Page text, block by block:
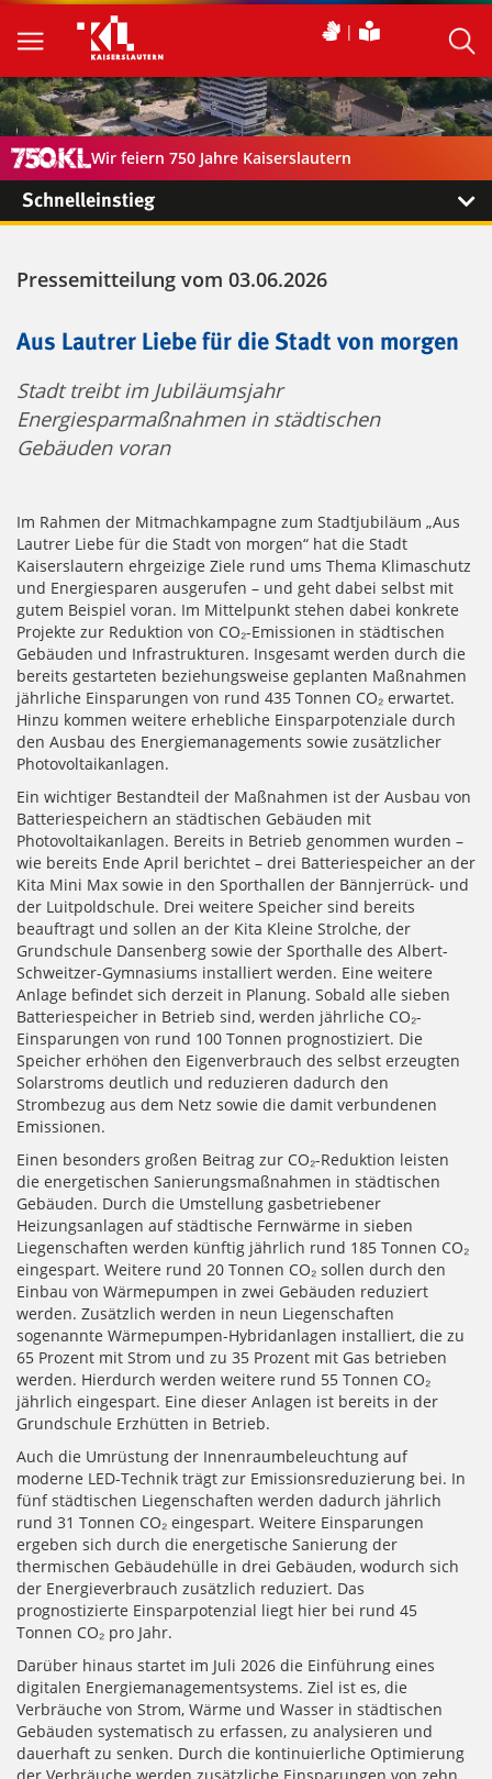
Wir feiern 750 Jahre Kaiserslautern
Schnelleinstieg
Pressemitteilung vom 03.06.2026
Aus Lautrer Liebe für die Stadt von morgen
Stadt treibt im Jubiläumsjahr
Energiesparmaßnahmen in städtischen
Gebäuden voran
Im Rahmen der Mitmachkampagne zum Stadtjubiläum „Aus
Lautrer Liebe für die Stadt von morgen“ hat die Stadt
Kaiserslautern ehrgeizige Ziele rund ums Thema Klimaschutz
und Energiesparen ausgerufen – und geht dabei selbst mit
gutem Beispiel voran. Im Mittelpunkt stehen dabei konkrete
Projekte zur Reduktion von CO₂-Emissionen in städtischen
Gebäuden und Infrastrukturen. Insgesamt werden durch die
bereits gestarteten beziehungsweise geplanten Maßnahmen
jährliche Einsparungen von rund 435 Tonnen CO₂ erwartet.
Hinzu kommen weitere erhebliche Einsparpotenziale durch
den Ausbau des Energiemanagements sowie zusätzlicher
Photovoltaikanlagen.
Ein wichtiger Bestandteil der Maßnahmen ist der Ausbau von
Batteriespeichern an städtischen Gebäuden mit
Photovoltaikanlagen. Bereits in Betrieb genommen wurden –
wie bereits Ende April berichtet – drei Batteriespeicher an der
Kita Mini Max sowie in den Sporthallen der Bännjerrück- und
der Luitpoldschule. Drei weitere Speicher sind bereits
beauftragt und sollen an der Kita Kleine Strolche, der
Grundschule Dansenberg sowie der Sporthalle des Albert-
Schweitzer-Gymnasiums installiert werden. Eine weitere
Anlage befindet sich derzeit in Planung. Sobald alle sieben
Batteriespeicher in Betrieb sind, werden jährliche CO₂-
Einsparungen von rund 100 Tonnen prognostiziert. Die
Speicher erhöhen den Eigenverbrauch des selbst erzeugten
Solarstroms deutlich und reduzieren dadurch den
Strombezug aus dem Netz sowie die damit verbundenen
Emissionen.
Einen besonders großen Beitrag zur CO₂-Reduktion leisten
die energetischen Sanierungsmaßnahmen in städtischen
Gebäuden. Durch die Umstellung gasbetriebener
Heizungsanlagen auf städtische Fernwärme in sieben
Liegenschaften werden künftig jährlich rund 185 Tonnen CO₂
eingespart. Weitere rund 20 Tonnen CO₂ sollen durch den
Einbau von Wärmepumpen in zwei Gebäuden reduziert
werden. Zusätzlich werden in neun Liegenschaften
sogenannte Wärmepumpen-Hybridanlagen installiert, die zu
65 Prozent mit Strom und zu 35 Prozent mit Gas betrieben
werden. Hierdurch werden weitere rund 55 Tonnen CO₂
jährlich eingespart. Eine dieser Anlagen ist bereits in der
Grundschule Erzhütten in Betrieb.
Auch die Umrüstung der Innenraumbeleuchtung auf
moderne LED-Technik trägt zur Emissionsreduzierung bei. In
fünf städtischen Liegenschaften werden dadurch jährlich
rund 31 Tonnen CO₂ eingespart. Weitere Einsparungen
ergeben sich durch die energetische Sanierung der
thermischen Gebäudehülle in drei Gebäuden, wodurch sich
der Energieverbrauch zusätzlich reduziert. Das
prognostizierte Einsparpotenzial liegt hier bei rund 45
Tonnen CO₂ pro Jahr.
Darüber hinaus startet im Juli 2026 die Einführung eines
digitalen Energiemanagementsystems. Ziel ist es, die
Verbräuche von Strom, Wärme und Wasser in städtischen
Gebäuden systematisch zu erfassen, zu analysieren und
dauerhaft zu senken. Durch die kontinuierliche Optimierung